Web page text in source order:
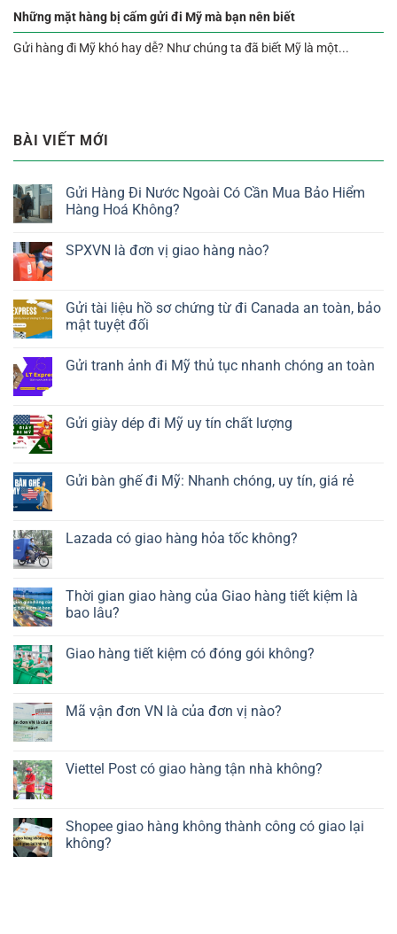
Những mặt hàng bị cấm gửi đi Mỹ mà bạn nên biết
Gửi hàng đi Mỹ khó hay dễ? Như chúng ta đã biết Mỹ là một...
BÀI VIẾT MỚI
Gửi Hàng Đi Nước Ngoài Có Cần Mua Bảo Hiểm
Hàng Hoá Không?
SPXVN là đơn vị giao hàng nào?
Gửi tài liệu hồ sơ chứng từ đi Canada an toàn, bảo
mật tuyệt đối
Gửi tranh ảnh đi Mỹ thủ tục nhanh chóng an toàn
Gửi giày dép đi Mỹ uy tín chất lượng
Gửi bàn ghế đi Mỹ: Nhanh chóng, uy tín, giá rẻ
Lazada có giao hàng hỏa tốc không?
Thời gian giao hàng của Giao hàng tiết kiệm là
bao lâu?
Giao hàng tiết kiệm có đóng gói không?
Mã vận đơn VN là của đơn vị nào?
Viettel Post có giao hàng tận nhà không?
Shopee giao hàng không thành công có giao lại
không?